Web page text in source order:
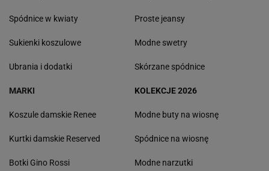
Spódnice w kwiaty
Sukienki koszulowe
Ubrania i dodatki
Proste jeansy
Modne swetry
Skórzane spódnice
MARKI
Koszule damskie Renee
Kurtki damskie Reserved
Botki Gino Rossi
KOLEKCJE 2026
Modne buty na wiosnę
Spódnice na wiosnę
Modne narzutki